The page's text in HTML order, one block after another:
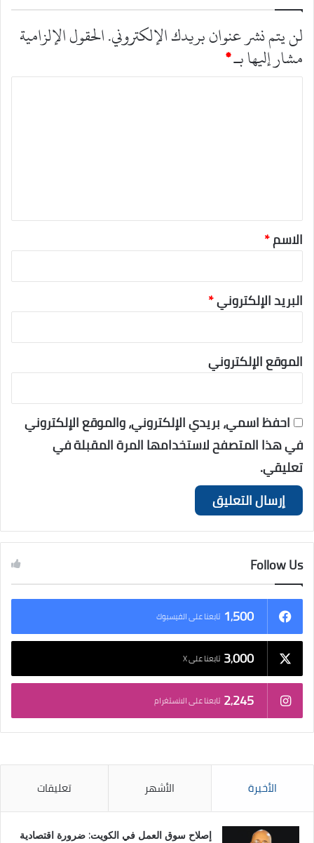
لن يتم نشر عنوان بريدك الإلكتروني.الحقول الإلزامية
مشار إليها بـ*
ا
الاسم*
البريد الإلكتروني*
الموقع الإلكتروني
احفظ اسمي، بريدي الإلكتروني، والموقع الإلكتروني
في هذا المتصفح لاستخدامها المرة المقبلة في
تعليقي.
Follow Us
1٬500 تابعنا على الفيسبوك
3٬000 تابعنا على X
2٬245 تابعنا على الانستغرام
الأخيرة الأشهر تعليقات
إصلاح سوق العمل في الكويت: ضرورة اقتصادية